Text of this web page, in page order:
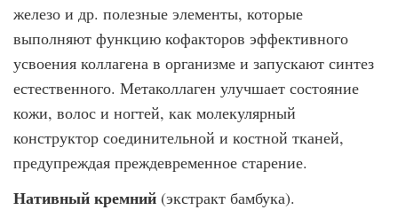
железо и др. полезные элементы, которые
выполняют функцию кофакторов эффективного
усвоения коллагена в организме и запускают синтез
естественного. Метаколлаген улучшает состояние
кожи, волос и ногтей, как молекулярный
конструктор соединительной и костной тканей,
предупреждая преждевременное старение.
Нативный кремний (экстракт бамбука).